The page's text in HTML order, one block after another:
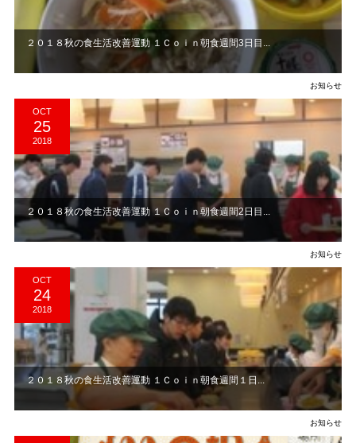
２０１８秋の食生活改善運動 １Ｃｏｉｎ朝食週間3日目...
お知らせ
OCT
25
2018
２０１８秋の食生活改善運動 １Ｃｏｉｎ朝食週間2日目...
お知らせ
OCT
24
2018
２０１８秋の食生活改善運動 １Ｃｏｉｎ朝食週間１日...
お知らせ